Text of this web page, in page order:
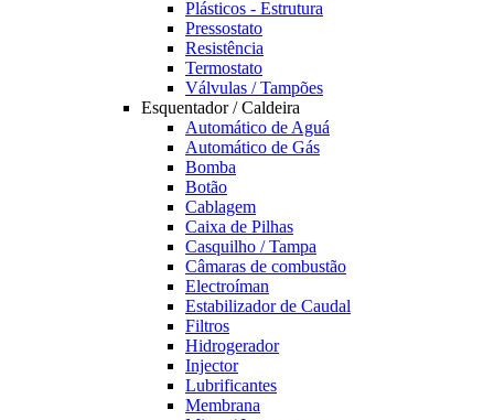
Plásticos - Estrutura
Pressostato
Resistência
Termostato
Válvulas / Tampões
Esquentador / Caldeira
Automático de Aguá
Automático de Gás
Bomba
Botão
Cablagem
Caixa de Pilhas
Casquilho / Tampa
Câmaras de combustão
Electroíman
Estabilizador de Caudal
Filtros
Hidrogerador
Injector
Lubrificantes
Membrana